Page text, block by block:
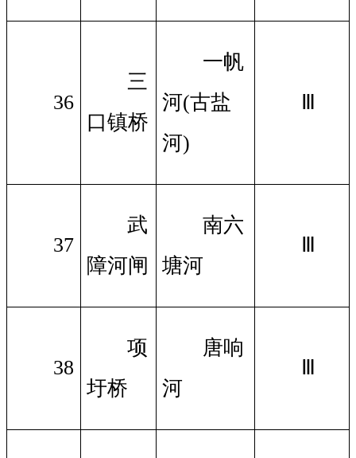
36
三
口镇桥
一帆
河(古盐
河)
37
武
障河闸
南六
塘河
38
项
圩桥
唐响
河